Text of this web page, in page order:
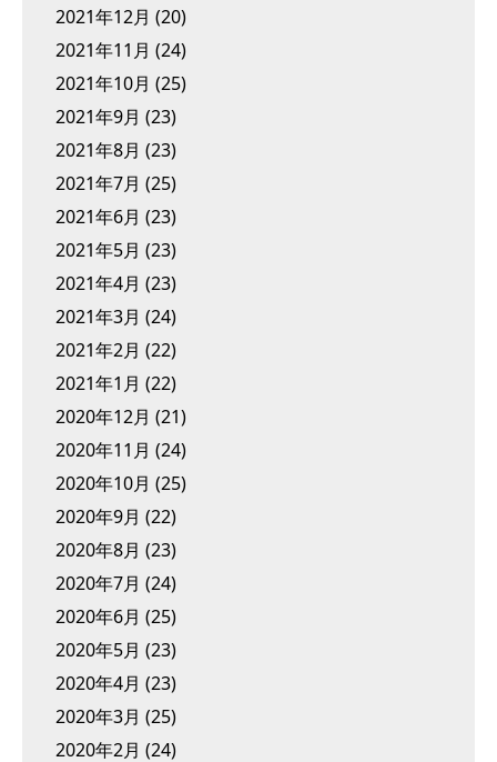
2021年12月 (20)
2021年11月 (24)
2021年10月 (25)
2021年9月 (23)
2021年8月 (23)
2021年7月 (25)
2021年6月 (23)
2021年5月 (23)
2021年4月 (23)
2021年3月 (24)
2021年2月 (22)
2021年1月 (22)
2020年12月 (21)
2020年11月 (24)
2020年10月 (25)
2020年9月 (22)
2020年8月 (23)
2020年7月 (24)
2020年6月 (25)
2020年5月 (23)
2020年4月 (23)
2020年3月 (25)
2020年2月 (24)